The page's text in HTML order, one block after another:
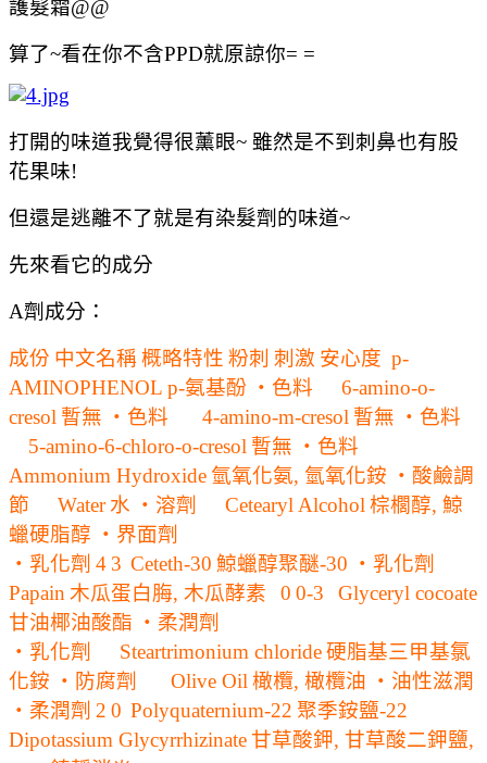
護髮霜@@
算了~看在你不含PPD就原諒你= =
打開的味道我覺得很薰眼~ 雖然是不到刺鼻也有股
花果味!
但還是逃離不了就是有染髮劑的味道~
先來看它的成分
A劑成分：
成份 中文名稱概略特性 粉刺 刺激 安心度 p-
AMINOPHENOL p-氨基酚 ‧色料
6-amino-o-
cresol 暫無 ‧色料 4-amino-m-cresol 暫無 ‧色料
5-amino-6-chloro-o-cresol 暫無 ‧色料
Ammonium Hydroxide 氫氧化氨, 氫氧化銨 ‧酸鹼調
節
Water 水 ‧溶劑 Cetearyl Alcohol 棕櫚醇, 鯨
蠟硬脂醇 ‧界面劑
‧乳化劑 4 3 Ceteth-30 鯨蠟醇聚醚-30 ‧乳化劑
Papain 木瓜蛋白脢, 木瓜酵素 0 0-3
Glyceryl cocoate
甘油椰油酸酯 ‧柔潤劑
‧乳化劑
Steartrimonium chloride硬脂基三甲基氯
化銨 ‧防腐劑 Olive Oil 橄欖, 橄欖油 ‧油性滋潤
‧柔潤劑 2 0 Polyquaternium-22 聚季銨鹽-22
Dipotassium Glycyrrhizinate甘草酸鉀, 甘草酸二鉀鹽,